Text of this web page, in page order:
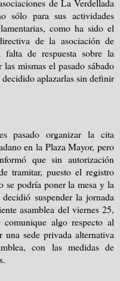
sólo para sus actividades
como ha sido el
de la asociación de
de respuesta sobre la
mismas el pasado sábado
aplazarlas sin definir
pasado organizar la cita
en la Plaza Mayor, pero
que sin autorización
tramitar, puesto el registro
se podría poner la mesa y la
suspender la jornada
asamblea del viernes 25,
comunique algo respecto al
una sede privada alternativa
con las medidas de